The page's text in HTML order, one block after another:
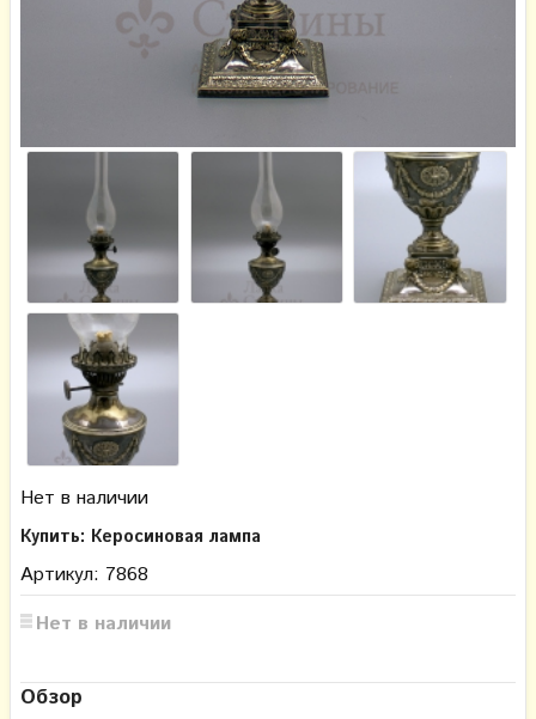
Нет в наличии
Купить: Керосиновая лампа
Артикул: 7868
Нет в наличии
Обзор